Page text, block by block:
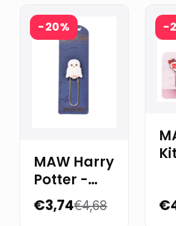
-20%
MAW Harry
Potter -
Jumbo
Paper Clip
€3,74€4,68
-